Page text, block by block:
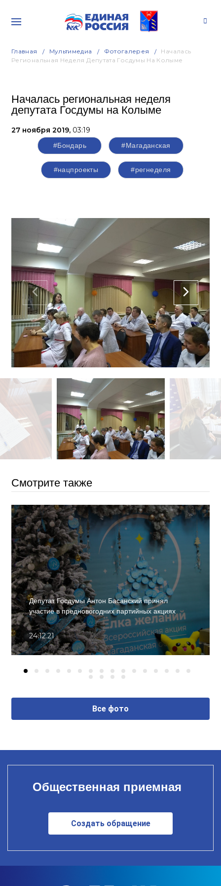
Главная Мультимедиа Фотогалерея
Началась
Региональная Неделя Депутата Госдумы На Колыме
Началась региональная неделя
депутата Госдумы на Колыме
27 ноября 2019, 03:19
#Бондарь #Магаданская
#нацпроекты #регнеделя
Смотрите также
Депутат Госдумы Антон Басанский принял
участие в предновогодних партийных акциях
24.12.21
Все фото
Общественная приемная
Создать обращение